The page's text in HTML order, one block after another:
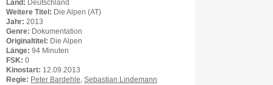
Land: Deutschland
Weitere Titel: Die Alpen (AT)
Jahr: 2013
Genre: Dokumentation
Originaltitel: Die Alpen
Länge: 94 Minuten
FSK: 0
Kinostart: 12.09.2013
Regie: Peter Bardehle Sebastian Lindemann